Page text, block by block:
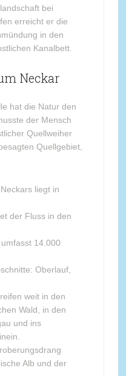
bei
erreicht er die
in den
Kanalbett.
Neckar
hat die Natur den
der Mensch
Quellweiher
Quellgebiet,
liegt in
der Fluss in den
14.000
Oberlauf,
weit in den
Wald, in den
und ins
Alb und der